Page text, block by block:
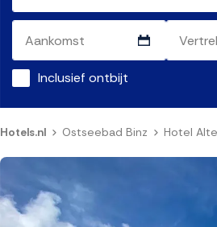
Inclusief ontbijt
Hotels.nl Ostseebad Binz Hotel